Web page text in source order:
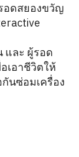
อดสยองขวัญ
และ ผู้รอด
เอาชีวิตให้
นซ่อมเครื่อง